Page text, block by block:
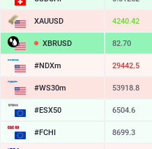
XAUUSD 4240.42
XBRUSD 82.70
#NDXm 29442.5
#WS30m 53918.8
#ESX50 6504.6
#FCHI 8699.3